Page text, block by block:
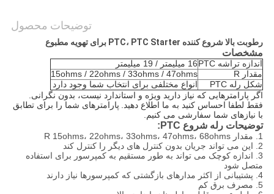
توضیحات محصول
رطوبت بالا شروع کننده PTC، PTC Starter برای تهویه مطبوع
مشخصات
اندازه تراشه PTC
16 میلیمتر / 19 میلیمتر
مقدار R
15ohms / 22ohms / 33ohms / 47ohms
شکل رله PTC
انواع مختلفی برای انتخاب شما وجود دارد
اگر پارامترهایی که نیاز دارید ویژه و استاندارد نیست، بدون نگرانی.
فقط لطفا احساس کنید به ما اطلاع دهید. پارامترهای شما را برای تطابق
با نیازهای شما سفارشی می کنیم.
توضیحات رله شروع PTC:
1. مقدار R 15ohms، 22ohms، 33ohms، 47ohms، 68ohms
2. این می تواند جریان بدون کنترل های دیگر را کنترل کند
3. اندازه کوچک می تواند به طور مستقیم به کمپرسور برای استفاده
متصل شود
4. پشتیبانی از اکثر مدارهای بازگشتی که کمپرسورها نیاز دارند
5. مصرف برق کم